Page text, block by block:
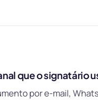
que o signatário
por e-mail,